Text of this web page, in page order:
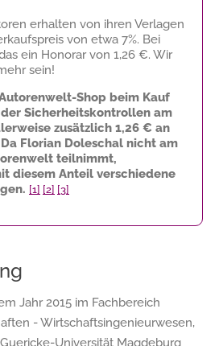
erhalten von ihren Verlagen
von etwa 7%. Bei
ein Honorar von 1,26 €. Wir
sein!
Shop beim Kauf
Sicherheitskontrollen am
zusätzlich 1,26 € an
Florian Doleschal nicht am
teilnimmt,
diesem Anteil verschiedene
[1] [2] [3]
Jahr 2015 im Fachbereich
- Wirtschaftsingenieurwesen,
Universität Magdeburg